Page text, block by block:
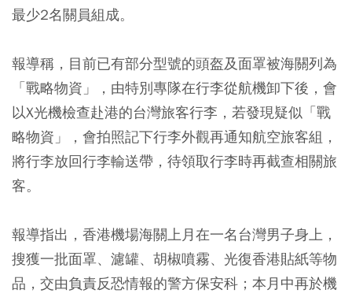
最少2名關員組成。
報導稱，目前已有部分型號的頭盔及面罩被海關列為
「戰略物資」，由特別專隊在行李從航機卸下後，會
以X光機檢查赴港的台灣旅客行李，若發現疑似「戰
略物資」，會拍照記下行李外觀再通知航空旅客組，
將行李放回行李輸送帶，待領取行李時再截查相關旅
客。
報導指出，香港機場海關上月在一名台灣男子身上，
搜獲一批面罩、濾罐、胡椒噴霧、光復香港貼紙等物
品，交由負責反恐情報的警方保安科；本月中再於機